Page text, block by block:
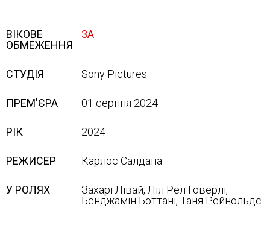
ВІКОВЕ
ОБМЕЖЕННЯ
3А
СТУДІЯ Sony Pісtures
ПРЕМ'ЄРА 01 серпня 2024
РІК 2024
РЕЖИСЕР Карлос Салдана
У РОЛЯХ
Захарі Лівай, Ліл Рел Говерлі,
Бенджамін Боттані, Таня Рейнольдс